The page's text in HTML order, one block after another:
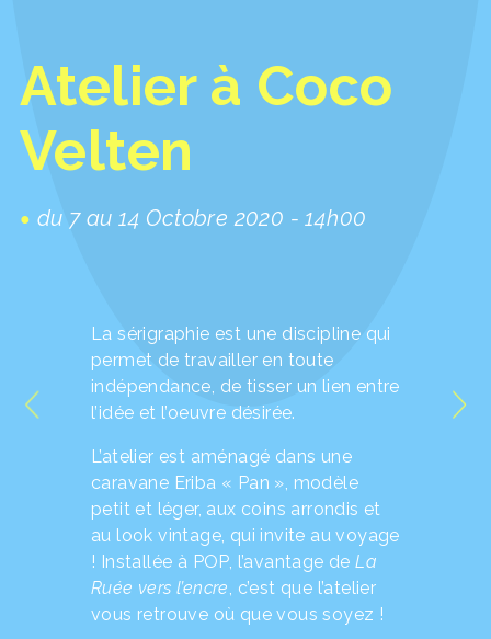
Atelier à Coco
Velten
du 7 au 14 Octobre 2020 - 14h00
La sérigraphie est une discipline qui
permet de travailler en toute
indépendance, de tisser un lien entre
l’idée et l’oeuvre désirée.
L’atelier est aménagé dans une
caravane Eriba « Pan », modèle
petit et léger, aux coins arrondis et
au look vintage, qui invite au voyage
! Installée à POP, l’avantage deLa
Ruée vers l’encre , c’est que l’atelier
vous retrouve où que vous soyez !